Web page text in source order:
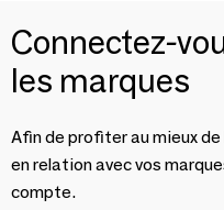
Connectez-
les marques
Afin de profiter au mieux
en relation avec vos
compte.